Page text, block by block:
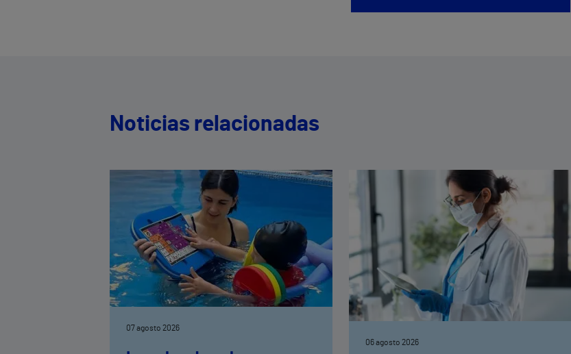
Noticias relacionadas
07 agosto 2026
06 agosto 2026